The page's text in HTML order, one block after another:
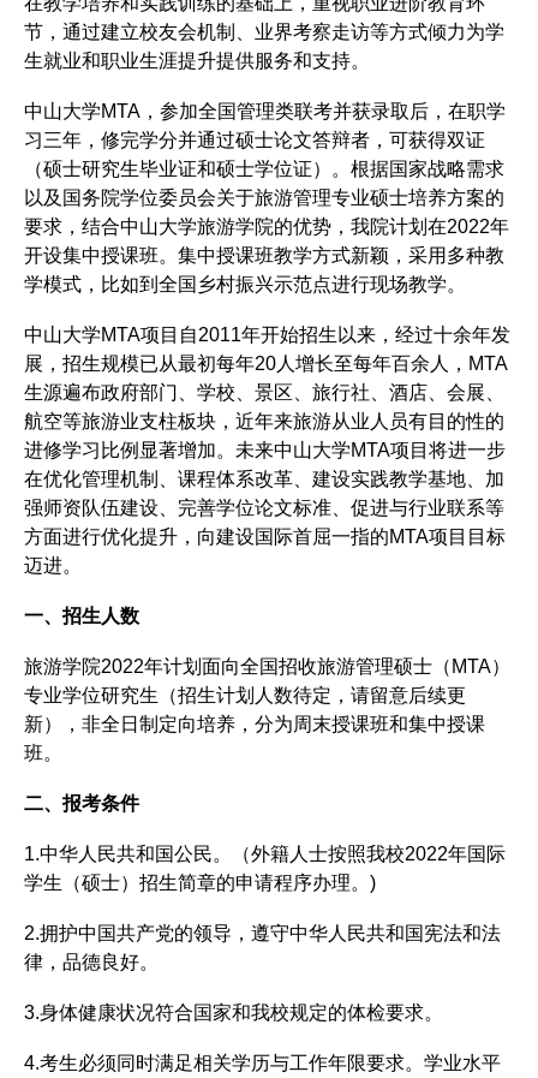
节，通过建立校友会机制、业界考察走访等方式倾力为学
生就业和职业生涯提升提供服务和支持。
中山大学MTA，参加全国管理类联考并获录取后，在职学
习三年，修完学分并通过硕士论文答辩者，可获得双证
（硕士研究生毕业证和硕士学位证）。根据国家战略需求
以及国务院学位委员会关于旅游管理专业硕士培养方案的
要求，结合中山大学旅游学院的优势，我院计划在2022年
开设集中授课班。集中授课班教学方式新颖，采用多种教
学模式，比如到全国乡村振兴示范点进行现场教学。
中山大学MTA项目自2011年开始招生以来，经过十余年发
展，招生规模已从最初每年20人增长至每年百余人，MTA
生源遍布政府部门、学校、景区、旅行社、酒店、会展、
航空等旅游业支柱板块，近年来旅游从业人员有目的性的
进修学习比例显著增加。未来中山大学MTA项目将进一步
在优化管理机制、课程体系改革、建设实践教学基地、加
强师资队伍建设、完善学位论文标准、促进与行业联系等
方面进行优化提升，向建设国际首屈一指的MTA项目目标
迈进。
一、招生人数
旅游学院2022年计划面向全国招收旅游管理硕士（MTA）
专业学位研究生（招生计划人数待定，请留意后续更
新），非全日制定向培养，分为周末授课班和集中授课
班。
二、报考条件
1.中华人民共和国公民。（外籍人士按照我校2022年国际
学生（硕士）招生简章的申请程序办理。)
2.拥护中国共产党的领导，遵守中华人民共和国宪法和法
律，品德良好。
3.身体健康状况符合国家和我校规定的体检要求。
4.考生必须同时满足相关学历与工作年限要求。学业水平